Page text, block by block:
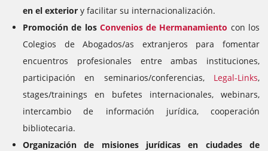
en el exterior y facilitar su internacionalización.
Promoción de los Convenios de Hermanamiento con los
Colegios de Abogados/as extranjeros para fomentar
encuentros profesionales entre ambas instituciones,
participación en seminarios/conferencias, Legal-Links,
stages/trainings en bufetes internacionales, webinars,
intercambio de información jurídica, cooperación
bibliotecaria.
Organización de misiones jurídicas en ciudades de